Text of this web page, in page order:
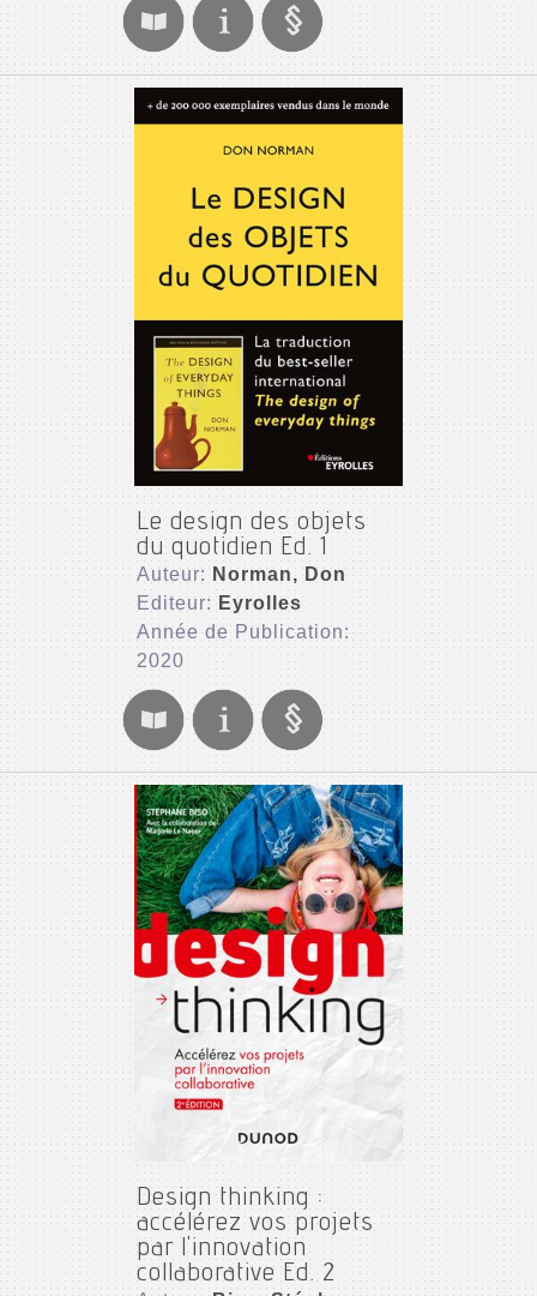
Le design des objets
du quotidien Ed. 1
Auteur: Norman, Don
Editeur: Eyrolles
Année de Publication:
2020
Design thinking :
accélérez vos projets
par l'innovation
collaborative Ed. 2